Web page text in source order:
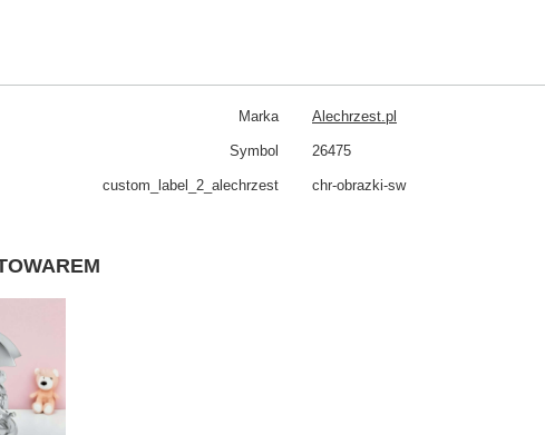
Marka Alechrzest.pl
Symbol 26475
custom_​label_​2_alechrzest chr-obrazki-sw